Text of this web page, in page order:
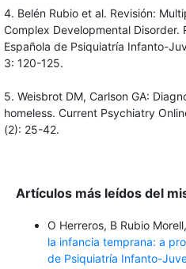
4. Belén Rubio et al. Revisión:
Complex Developmental Disorder.
Española de Psiquiatría Infanto-
3: 120-125.
5. Weisbrot DM, Carlson GA:
homeless. Current Psychiatry
(2): 25-42.
Artículos más leídos del
O Herreros, B Rubio Morell,
la infancia temprana: a
de Psiquiatría Infanto-